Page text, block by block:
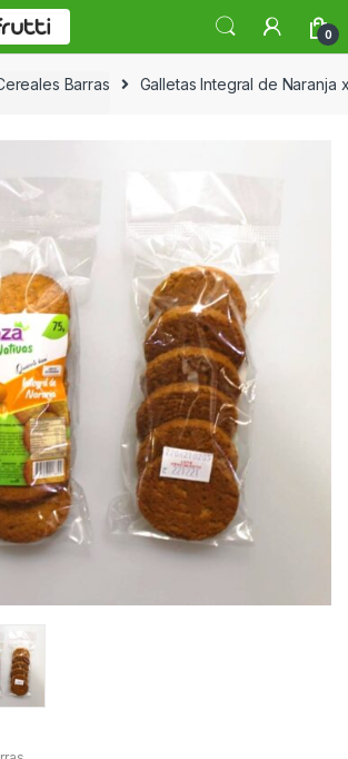
0
Barras Galletas Integral de Naranja